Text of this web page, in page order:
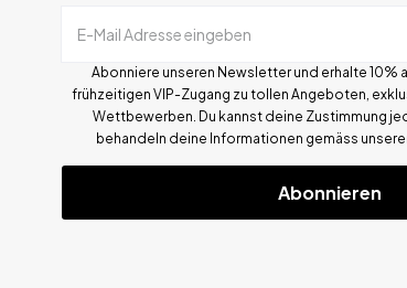
E-Mail Adresse eingeben
Abonniere unseren Newsletter und erhalte 10%
frühzeitigen VIP-Zugang zu tollen Angeboten,
Wettbewerben. Du kannst deine Zustimmung
behandeln deine Informationen gemäss
Abonnieren